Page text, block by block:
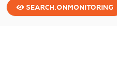
SEARCH.ONMONITORING